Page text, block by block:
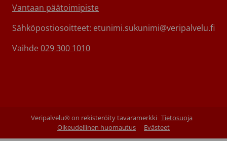
Vantaan päätoimipiste
Sähköpostiosoitteet: etunimi.sukunimi@veripalvelu.fi
Vaihde 029 300 1010
Veripalvelu® on rekisteröity tavaramerkki Tietosuoja
Oikeudellinen huomautus
Evästeet